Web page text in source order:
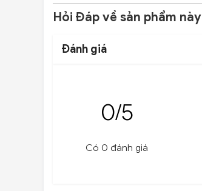
Hỏi Đáp về sản phẩm này
Đánh giá
0/5
Có 0 đánh giá